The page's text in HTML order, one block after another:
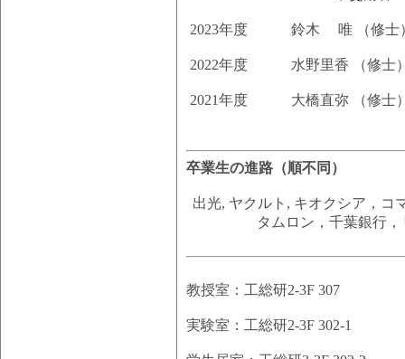
2023年度 鈴木 唯 （修士），
2022年度 水野里香 （修士
2021年度 大橋直弥 （修士
卒業生の進路（順不同）
出光, ヤクルト, キオクシア，コ
タムロン，千葉銀行
教授室：工総研2-3F 307
実験室：工総研2-3F 302-1